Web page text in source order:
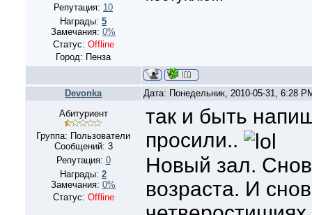
Репутация: 10
Награды: 5
Замечания: 0%
Статус: Offline
Город: Пенза
Devonka
Дата: Понедельник, 2010-05-31, 6:28
Абитуриент
Группа: Пользователи
Сообщений: 3
Репутация: 0
Награды: 2
Замечания: 0%
Статус: Offline
так и быть
просили..
Новый зал.
возраста. И